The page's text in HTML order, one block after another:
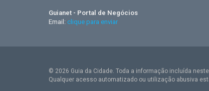
Guianet - Portal de Negócios
Email: clique para enviar
© 2026 Guia da Cidade. Toda a informação incluída
Qualquer acesso automatizado ou utilização abusiva